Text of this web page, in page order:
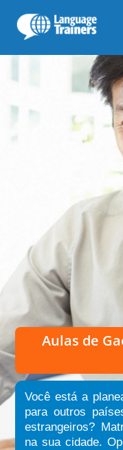
Aulas de
Você está a
para outros
estrangeiros?
na sua cidade.